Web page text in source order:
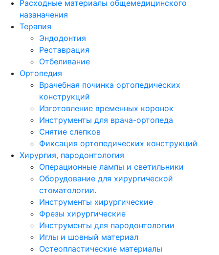
Расходные материалы общемедицинского
назаначения
Терапия
Эндодонтия
Реставрация
Отбеливание
Ортопедия
Врачебная починка ортопедических
конструкций
Изготовление временных коронок
Инструменты для врача-ортопеда
Снятие слепков
Фиксация ортопедических конструкций
Хирургия, пародонтология
Операционные лампы и светильники
Оборудование для хирургической
стоматологии.
Инструменты хирургические
Фрезы хирургические
Инструменты для пародонтологии
Иглы и шовный материал
Остеопластические материалы